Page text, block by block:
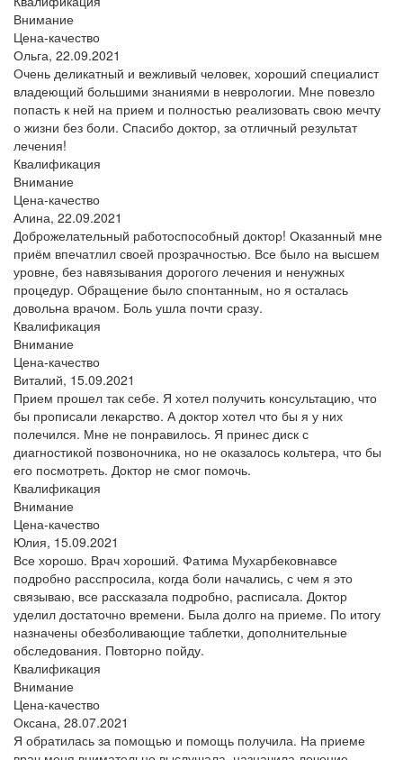
Внимание
Цена-качество
Ольга, 22.09.2021
Очень деликатный и вежливый человек, хороший специалист
владеющий большими знаниями в неврологии. Мне повезло
попасть к ней на прием и полностью реализовать свою мечту
о жизни без боли. Спасибо доктор, за отличный результат
лечения!
Квалификация
Внимание
Цена-качество
Алина, 22.09.2021
Доброжелательный работоспособный доктор! Оказанный мне
приём впечатлил своей прозрачностью. Все было на высшем
уровне, без навязывания дорогого лечения и ненужных
процедур. Обращение было спонтанным, но я осталась
довольна врачом. Боль ушла почти сразу.
Квалификация
Внимание
Цена-качество
Виталий, 15.09.2021
Прием прошел так себе. Я хотел получить консультацию, что
бы прописали лекарство. А доктор хотел что бы я у них
полечился. Мне не понравилось. Я принес диск с
диагностикой позвоночника, но не оказалось кольтера, что бы
его посмотреть. Доктор не смог помочь.
Квалификация
Внимание
Цена-качество
Юлия, 15.09.2021
Все хорошо. Врач хороший. Фатима Мухарбековнавсе
подробно расспросила, когда боли начались, с чем я это
связываю, все рассказала подробно, расписала. Доктор
уделил достаточно времени. Была долго на приеме. По итогу
назначены обезболивающие таблетки, дополнительные
обследования. Повторно пойду.
Квалификация
Внимание
Цена-качество
Оксана, 28.07.2021
Я обратилась за помощью и помощь получила. На приеме